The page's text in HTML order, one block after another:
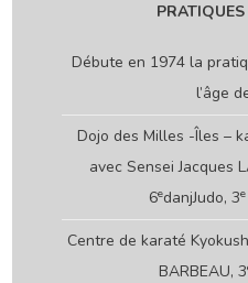
Débute en 1974 la
l’âge
Dojo des Milles -Îles –
avec Sensei Jacques
6edanjJudo, 3e
Centre de karaté
BARBEAU, 3